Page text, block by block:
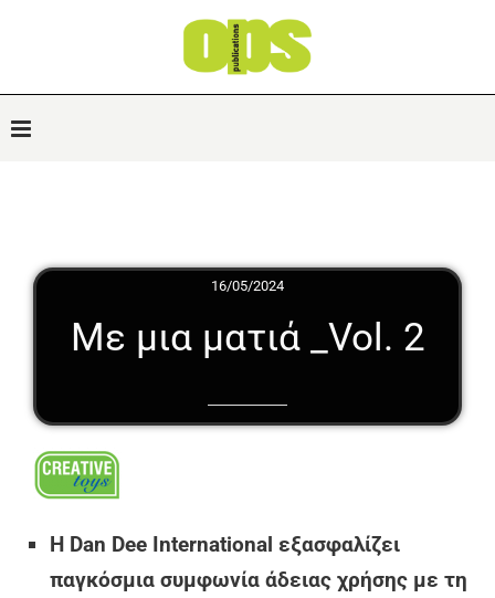
16/05/2024
Με μια ματιά _Vol. 2
Η Dan Dee International εξασφαλίζει
παγκόσμια συμφωνία άδειας χρήσης με τη